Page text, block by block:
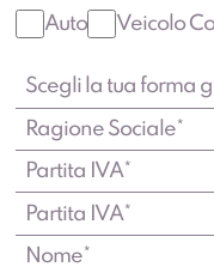
Auto
Veicolo